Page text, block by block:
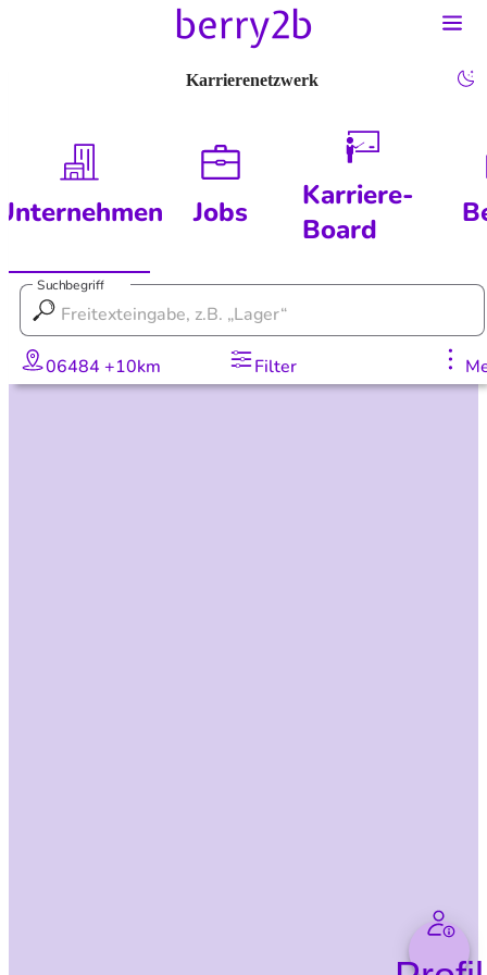
Karrierenetzwerk
Jobs
Karriere-
Board
Suchbegriff
06484 +10km Filter